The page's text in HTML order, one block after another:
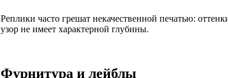
Реплики часто грешат некачественной печатью:
узор не имеет характерной глубины.
Фурнитура и лейблы